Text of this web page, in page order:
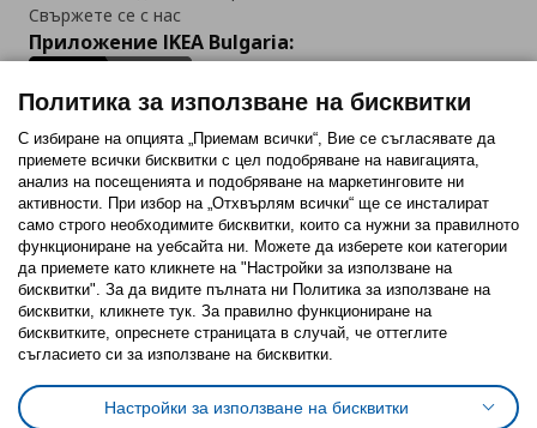
Свържете се с нас
Приложение IKEA Bulgaria:
Последвайте ни:
FacebookTwitterYoutubePinterestInstagram
Политика за използване на бисквитки (Cookies)
Избор на настройки за използване на бисквитки
Условия за ползване на ikea.bgОбща политика за личните данни
Политика за използване на бисквитки
С избиране на опцията „Приемам всички“, Вие се съгласявате да
приемете всички бисквитки с цел подобряване на навигацията,
анализ на посещенията и подобряване на маркетинговите ни
активности. При избор на „Отхвърлям всички“ ще се инсталират
само строго необходимитe бисквитки, които са нужни за правилното
функциониране на уебсайта ни. Можете да изберете кои категории
да приемете като кликнете на "Настройки за използване на
бисквитки". За да видите пълната ни Политика за използване на
бисквитки, кликнете тук. За правилно функциониране на
бисквитките, опреснете страницата в случай, че оттеглите
съгласието си за използване на бисквитки.
Настройки за използване на бисквитки